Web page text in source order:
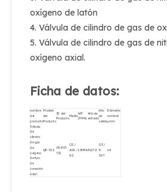
oxígeno de latón
4. Válvula de cilindro de gas de
5. Válvula de cilindro de gas de
oxígeno axial.
Ficha de datos:
nombre
del
producto
Modelo
del
Producto
ID del
Producto
Medio
WP
(MPA)
Hilo de
entrada
Hilo
de
salida
Diámetro
nominal
φmm
Válvula
de
cilindro
de gas
de
oxígeno
de tipo
de
conexión
axial
QF-7D2
08-857-
712
O2 /
AIR /
N2
15MPAPz27.8
G5 /
8-
INT
Φ4